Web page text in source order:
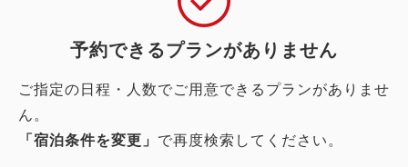
予約できるプランがありません
ご指定の日程・人数でご用意できるプランがありませ
ん。
「宿泊条件を変更」 で再度検索してください。